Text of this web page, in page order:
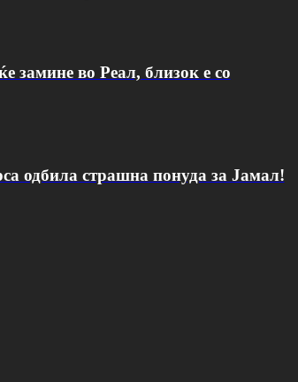
замине во Реал, близок е со
одбила страшна понуда за Јамал!